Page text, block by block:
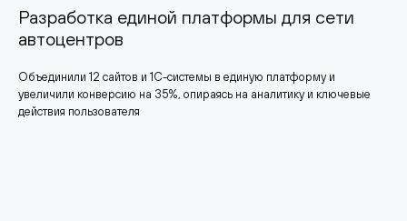
Разработка единой платформы для сети
автоцентров
Объединили 12 сайтов и 1С-системы в единую платформу и
увеличили конверсию на 35%, опираясь на аналитику и ключевые
действия пользователя